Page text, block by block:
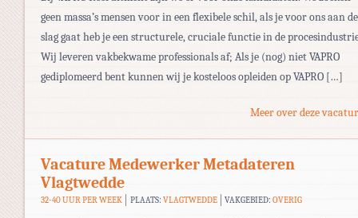
geen massa’s mensen voor in een flexibele schil, als je voor ons aan de
slag gaat heb je een structurele, cruciale functie in de
Wij leveren vakbekwame professionals af; Als je (nog) niet VAPRO
gediplomeerd bent kunnen wij je kosteloos opleiden op VAPRO […]
Meer over deze
Vacature Medewerker Metadateren
Vlagtwedde
32-40 UUR PER WEEK PLAATS: VLAGTWEDDE VAKGEBIED:OVERIG